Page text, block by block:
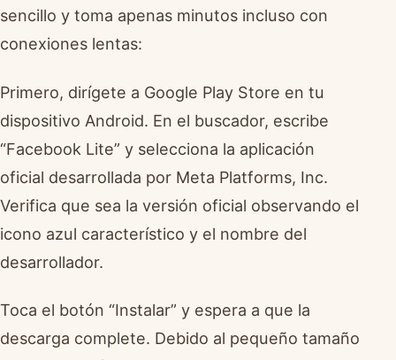
sencillo y toma apenas minutos incluso con
conexiones lentas:
Primero, dirígete a Google Play Store en tu
dispositivo Android. En el buscador, escribe
“Facebook Lite” y selecciona la aplicación
oficial desarrollada por Meta Platforms, Inc.
Verifica que sea la versión oficial observando el
icono azul característico y el nombre del
desarrollador.
Toca el botón “Instalar” y espera a que la
descarga complete. Debido al pequeño tamaño